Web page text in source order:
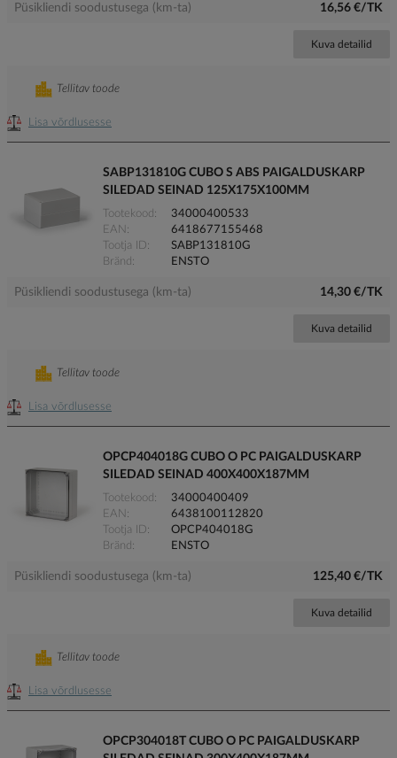
Püsikliendi soodustusega (km-ta) 16,56 €/TK
Kuva detailid
Lisa võrdlusesse
Tellitav toode
SABP131810G CUBO S ABS PAIGALDUSKARP
SILEDAD SEINAD 125X175X100MM
Tootekood
34000400533
EAN
6418677155468
Tootja ID
SABP131810G
Bränd
ENSTO
Püsikliendi soodustusega (km-ta) 14,30 €/TK
Kuva detailid
Lisa võrdlusesse
Tellitav toode
OPCP404018G CUBO O PC PAIGALDUSKARP
SILEDAD SEINAD 400X400X187MM
Tootekood
34000400409
EAN
6438100112820
Tootja ID
OPCP404018G
Bränd
ENSTO
Püsikliendi soodustusega (km-ta) 125,40 €/TK
Kuva detailid
Lisa võrdlusesse
Tellitav toode
OPCP304018T CUBO O PC PAIGALDUSKARP